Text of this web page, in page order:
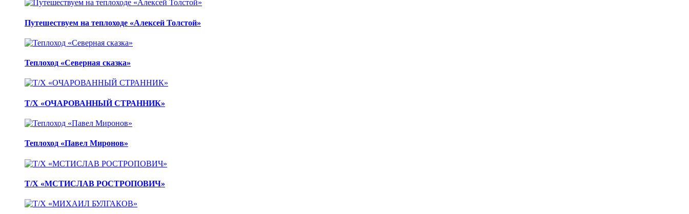
Путешествуем на теплоходе «Алексей Толстой»
Теплоход «Северная сказка»
Т/Х «ОЧАРОВАННЫЙ СТРАННИК»
Теплоход «Павел Миронов»
Т/Х «МСТИСЛАВ РОСТРОПОВИЧ»